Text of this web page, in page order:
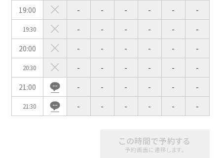
19:00
- - - - - -
19:30 - - - - -
-
20:00
- - - - - -
20:30 - - - - -
-
21:00
- - - - - -
21:30 - - - - - -
この時間で予約する
予約画面に遷移します。
特長で選ぶ
駅直結
天井高3.5ｍ以上
窓があり開放感のある
会場
喫煙所あり
大型スクリーンあり
4t車以上荷捌きあり
時間貸し駐車場あり
専有回線(NURO)あり
用途で選ぶ
株主総会・IR
プレス発表